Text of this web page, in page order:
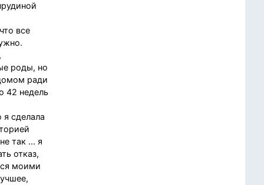
все
роды, но
ради
42 недель
я сделала
так ... я
отказ,
моими